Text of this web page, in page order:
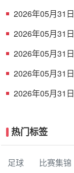
2026年05月31
2026年05月31
2026年05月31
2026年05月31
2026年05月31
热门标签
足球 比赛集锦